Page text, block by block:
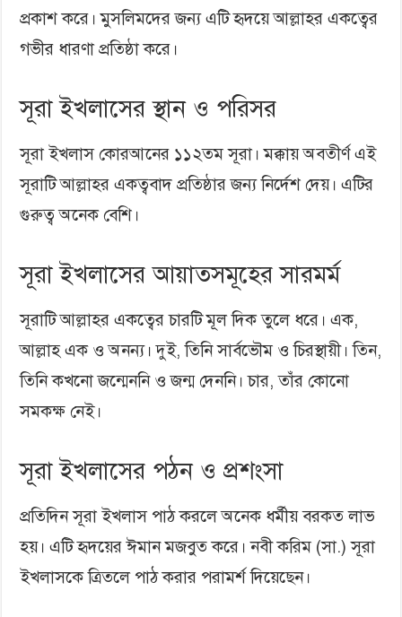
প্রকাশ করে। মুসলিমদের জন্য এটি হৃদয়ে আল্লাহর একত্বের
গভীর ধারণা প্রতিষ্ঠা করে।
সূরা ইখলাসের স্থান ও পরিসর
সূরা ইখলাস কোরআনের ১১২তম সূরা। মক্কায় অবতীর্ণ এই
সূরাটি আল্লাহর একত্ববাদ প্রতিষ্ঠার জন্য নির্দেশ দেয়। এটির
গুরুত্ব অনেক বেশি।
সূরা ইখলাসের আয়াতসমূহের সারমর্ম
সূরাটি আল্লাহর একত্বের চারটি মূল দিক তুলে ধরে। এক,
আল্লাহ এক ও অনন্য। দুই, তিনি সার্বভৌম ও চিরস্থায়ী। তিন,
তিনি কখনো জন্মেননি ও জন্ম দেননি। চার, তাঁর কোনো
সমকক্ষ নেই।
সূরা ইখলাসের পঠন ও প্রশংসা
প্রতিদিন সূরা ইখলাস পাঠ করলে অনেক ধর্মীয় বরকত লাভ
হয়। এটি হৃদয়ের ঈমান মজবুত করে। নবী করিম (সা.) সূরা
ইখলাসকে ত্রিতলে পাঠ করার পরামর্শ দিয়েছেন।